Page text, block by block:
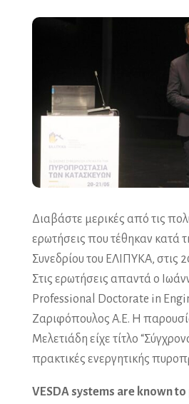
Διαβάστε μερικές από τις
ερωτήσεις που τέθηκαν κατά
Συνεδρίου του ΕΛΙΠΥΚΑ, στις
Στις ερωτήσεις απαντά ο
Professional Doctorate in
Ζαριφόπουλος Α.Ε. Η
Μελετιάδη είχε τίτλο
πρακτικές ενεργητικής
VESDA systems are known